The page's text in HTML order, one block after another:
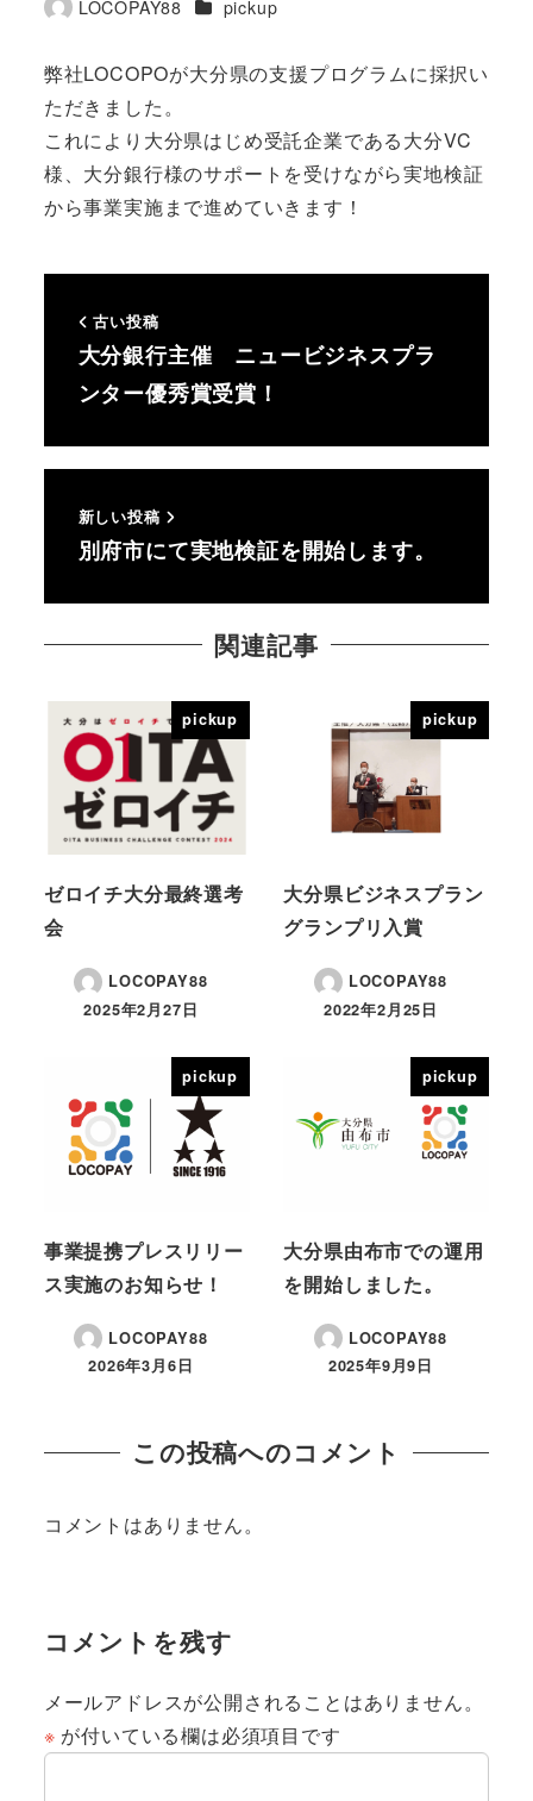
著
LOCOPAY88 カテゴリー
pickup
弊社LOCOPOが大分県の支援プログラムに採択い
ただきました。
これにより大分県はじめ受託企業である大分VC
様、大分銀行様のサポートを受けながら実地検証
から事業実施まで進めていきます！
古い投稿
大分銀行主催 ニュービジネスプラ
ンター優秀賞受賞！
新しい投稿
別府市にて実地検証を開始します。
関連記事
pickup
ゼロイチ大分最終選考
会
LOCOPAY88
投稿日
2025年2月27日
pickup
大分県ビジネスプラン
グランプリ入賞
LOCOPAY88
投稿日
2022年2月25日
pickup
事業提携プレスリリー
ス実施のお知らせ！
LOCOPAY88
投稿日
2026年3月6日
pickup
大分県由布市での運用
を開始しました。
LOCOPAY88
投稿日
2025年9月9日
この投稿へのコメント
コメントはありません。
コメントを残す
メールアドレスが公開されることはありません。
※ が付いている欄は必須項目です